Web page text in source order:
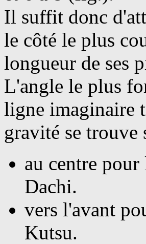
Il suffit donc
le côté le plus
longueur de ses
L'angle le plus
ligne imaginaire
gravité se trouve
au centre
Dachi.
vers l'avant
Kutsu.